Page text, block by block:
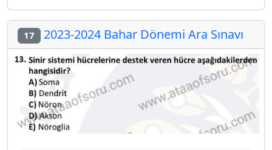
17 2023-2024 Bahar Dönemi Ara Sınavı